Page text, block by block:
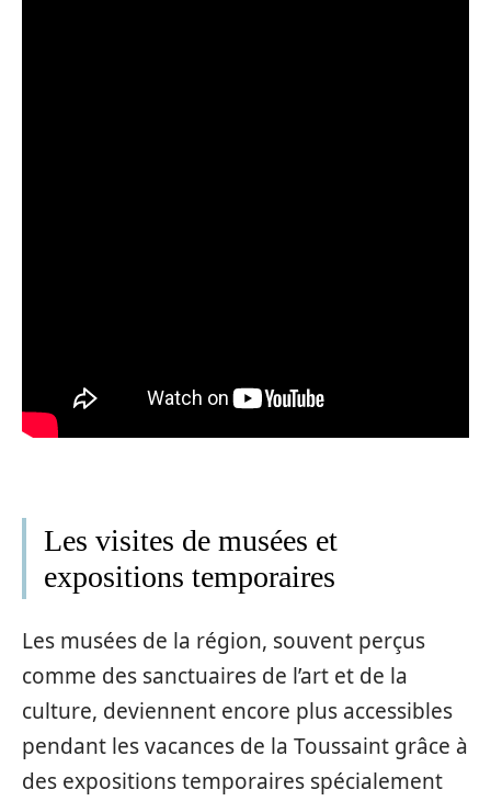
Les visites de musées et
expositions temporaires
Les musées de la région, souvent perçus
comme des sanctuaires de l’art et de la
culture, deviennent encore plus accessibles
pendant les vacances de la Toussaint grâce à
des expositions temporaires spécialement